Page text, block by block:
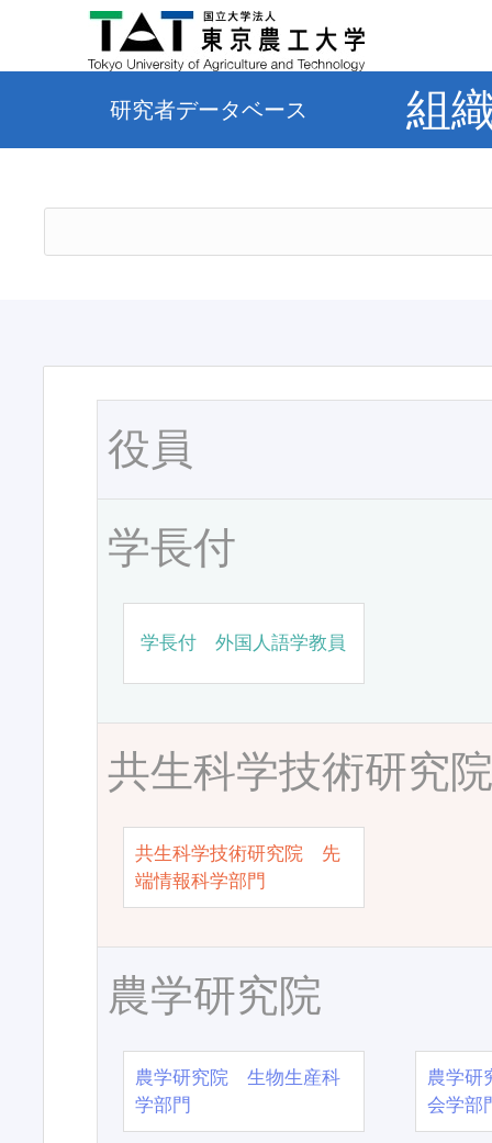
研究者データベース 組
役員
学長付
学長付 外国人語学教員
共生科学技術研究
共生科学技術研究院 先
端情報科学部門
農学研究院
農学研究院 生物生産科
学部門
農学
会学部